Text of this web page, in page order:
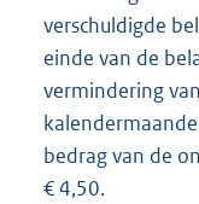
verschuldigde
einde van de
vermindering
bedrag van de
€ 4,50.